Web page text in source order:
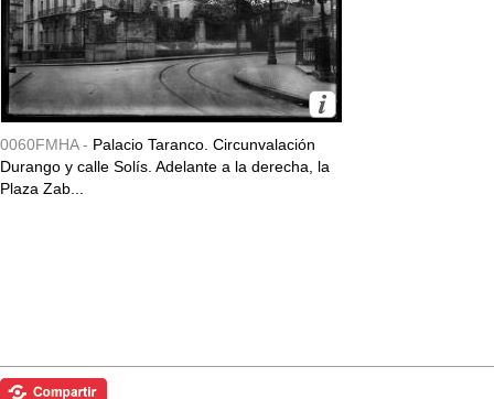
0060FMHA - Palacio Taranco. Circunvalación
Durango y calle Solís. Adelante a la derecha, la
Plaza Zab...